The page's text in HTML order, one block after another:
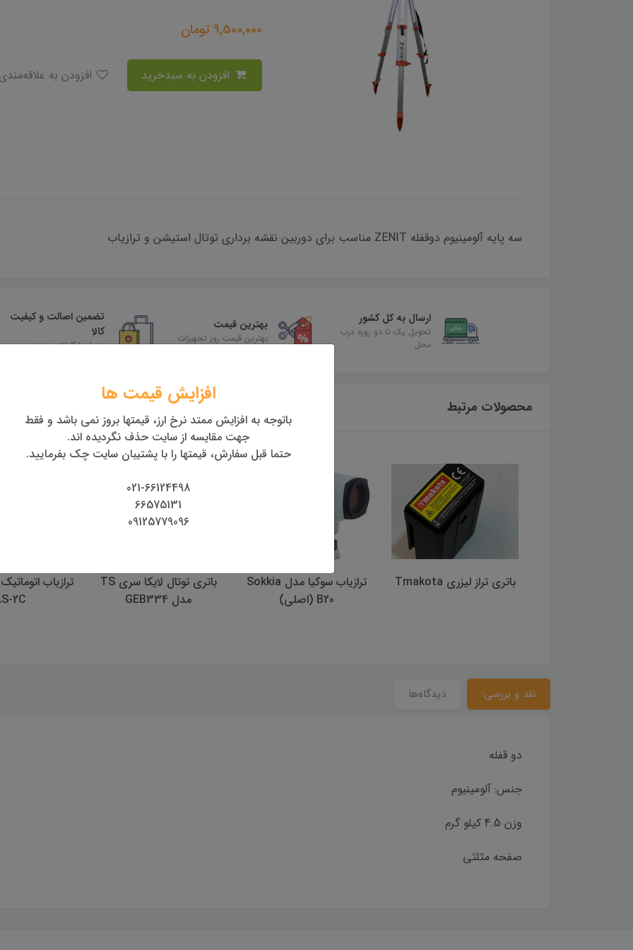
9,500,000 تومان
سه پایه آلومینیوم دوقفله ZENIT مناسب برای دوربین نقشه برداری توتال استیشن و ترازیاب
ارسال به کل کشور
تحویل یک تا دو روزه درب
محل
بهترین قیمت
بهترین قیمت روز تجهیزات
تضمین اصالت و کیفیت
کالا
همراه با گارانتی معتبر
محصولات مرتبط
باتری تراز لیزری Tmakota
ترازیاب سوکیا مدل Sokkia
B20 (اصلی)
باتری توتال لايكا سری TS
مدل GEB334
ترازیاب
2C
نقد و بررسی: دیدگاه‌ها
دو قفله
جنس: آلومینیوم
وزن 4.5 کیلو گرم
صفحه مثلثی
افزایش قیمت ها
باتوجه به افزایش ممتد نرخ ارز، قیمتها بروز نمی باشد و فقط
جهت مقایسه از سایت حذف نگردیده اند.
حتما قبل سفارش، قیمتها را با پشتیبان سایت چک بفرمایید.
021-66124498
66575131
09125779096